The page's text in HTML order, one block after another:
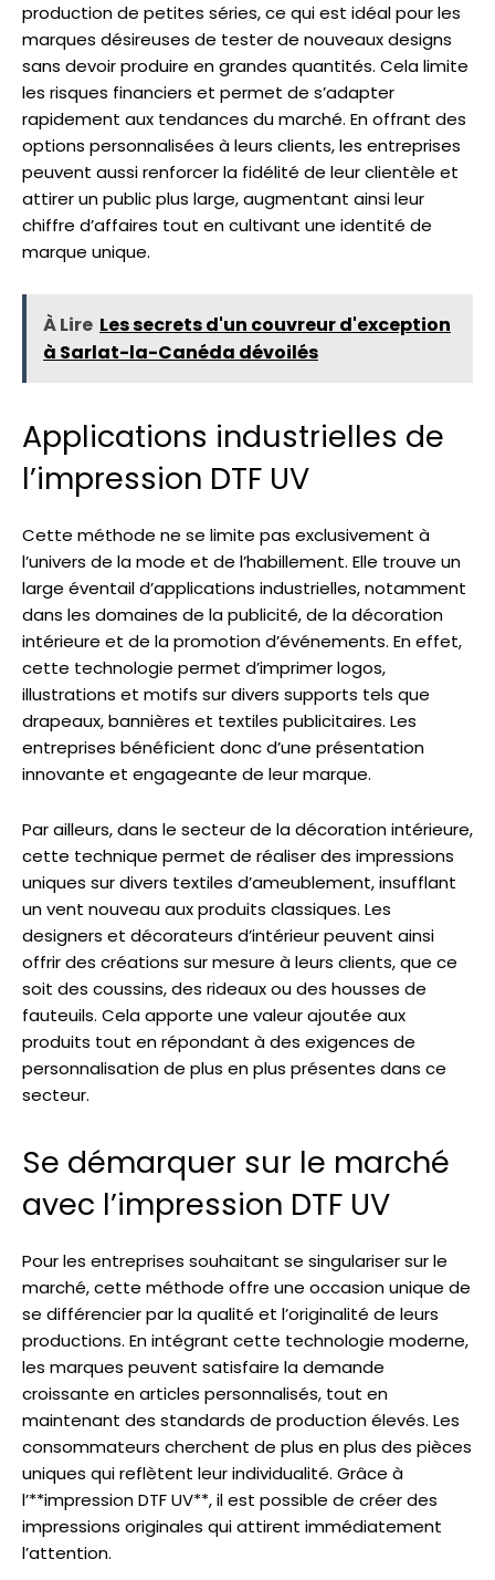
production de petites séries, ce qui est idéal pour les
marques désireuses de tester de nouveaux designs
sans devoir produire en grandes quantités. Cela limite
les risques financiers et permet de s’adapter
rapidement aux tendances du marché. En offrant des
options personnalisées à leurs clients, les entreprises
peuvent aussi renforcer la fidélité de leur clientèle et
attirer un public plus large, augmentant ainsi leur
chiffre d’affaires tout en cultivant une identité de
marque unique.
À Lire Les secrets d'un couvreur d'exception
à Sarlat-la-Canéda dévoilés
Applications industrielles de
l’impression DTF UV
Cette méthode ne se limite pas exclusivement à
l’univers de la mode et de l’habillement. Elle trouve un
large éventail d’applications industrielles, notamment
dans les domaines de la publicité, de la décoration
intérieure et de la promotion d’événements. En effet,
cette technologie permet d’imprimer logos,
illustrations et motifs sur divers supports tels que
drapeaux, bannières et textiles publicitaires. Les
entreprises bénéficient donc d’une présentation
innovante et engageante de leur marque.
Par ailleurs, dans le secteur de la décoration intérieure,
cette technique permet de réaliser des impressions
uniques sur divers textiles d’ameublement, insufflant
un vent nouveau aux produits classiques. Les
designers et décorateurs d’intérieur peuvent ainsi
offrir des créations sur mesure à leurs clients, que ce
soit des coussins, des rideaux ou des housses de
fauteuils. Cela apporte une valeur ajoutée aux
produits tout en répondant à des exigences de
personnalisation de plus en plus présentes dans ce
secteur.
Se démarquer sur le marché
avec l’impression DTF UV
Pour les entreprises souhaitant se singulariser sur le
marché, cette méthode offre une occasion unique de
se différencier par la qualité et l’originalité de leurs
productions. En intégrant cette technologie moderne,
les marques peuvent satisfaire la demande
croissante en articles personnalisés, tout en
maintenant des standards de production élevés. Les
consommateurs cherchent de plus en plus des pièces
uniques qui reflètent leur individualité. Grâce à
l’**impression DTF UV**, il est possible de créer des
impressions originales qui attirent immédiatement
l’attention.